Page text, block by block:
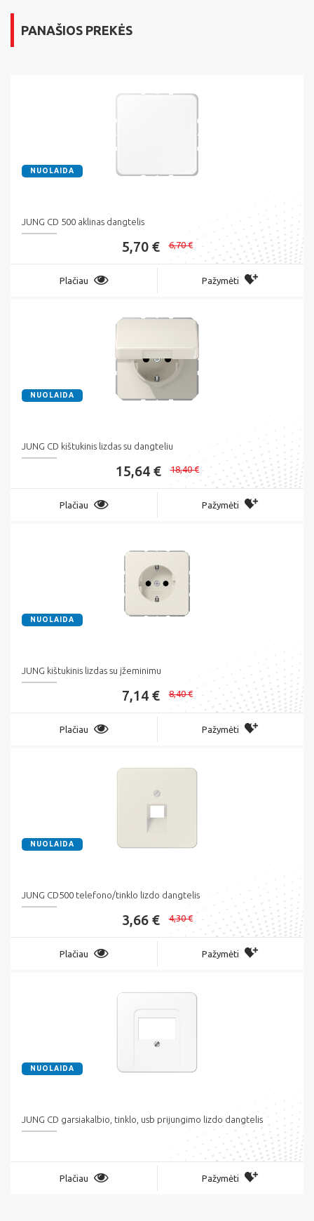
PANAŠIOS PREKĖS
NUOLAIDA
JUNG CD 500 aklinas dangtelis
5,70 € 6,70 €
Plačiau Pažymėti
NUOLAIDA
JUNG CD kištukinis lizdas su dangteliu
15,64 € 18,40 €
Plačiau Pažymėti
NUOLAIDA
JUNG kištukinis lizdas su įžeminimu
7,14 € 8,40 €
Plačiau Pažymėti
NUOLAIDA
JUNG CD500 telefono/tinklo lizdo dangtelis
3,66 € 4,30 €
Plačiau Pažymėti
NUOLAIDA
JUNG CD garsiakalbio, tinklo, usb prijungimo lizdo dangtelis
Plačiau Pažymėti